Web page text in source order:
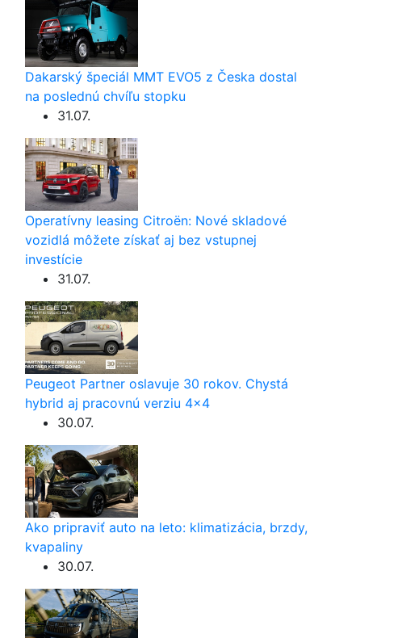
Dakarský špeciál MMT EVO5 z Česka dostal
na poslednú chvíľu stopku
31.07.
Operatívny leasing Citroën: Nové skladové
vozidlá môžete získať aj bez vstupnej
investície
31.07.
Peugeot Partner oslavuje 30 rokov. Chystá
hybrid aj pracovnú verziu 4×4
30.07.
Ako pripraviť auto na leto: klimatizácia, brzdy,
kvapaliny
30.07.